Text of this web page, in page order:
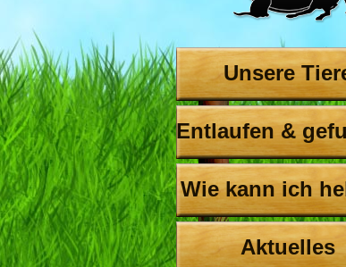
Unsere
Entlaufen &
Wie kann ich
Aktuelles